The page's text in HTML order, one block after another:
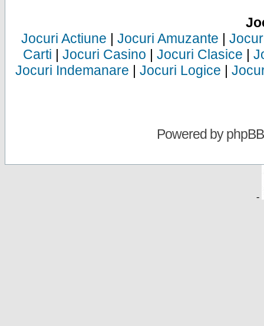
Jocuri Actiune | Jocuri Amuzante |
Carti | Jocuri Casino | Jocuri Clasice |
Jocuri Indemanare | Jocuri Logice |
Powered byphpBB
-